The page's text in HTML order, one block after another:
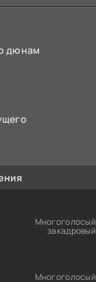
дюнам
Многоголосый
закадровый
Многоголосый